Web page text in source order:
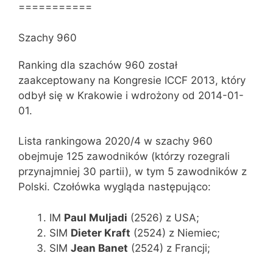
===========
Szachy 960
Ranking dla szachów 960 został
zaakceptowany na Kongresie ICCF 2013, który
odbył się w Krakowie i wdrożony od 2014-01-
01.
Lista rankingowa 2020/4 w szachy 960
obejmuje 125 zawodników (którzy rozegrali
przynajmniej 30 partii), w tym 5 zawodników z
Polski. Czołówka wygląda następująco:
IM Paul Muljadi (2526) z USA;
SIM Dieter Kraft (2524) z Niemiec;
SIM Jean Banet (2524) z Francji;